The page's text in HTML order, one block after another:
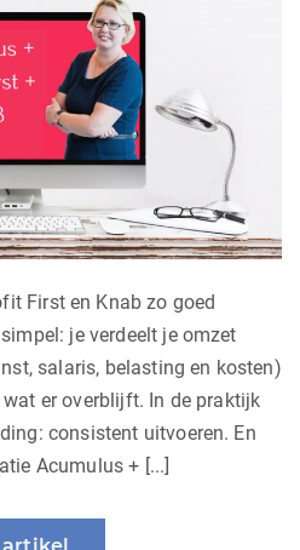
First en Knab zo goed
je verdeelt je omzet
salaris, belasting en kosten)
er overblijft. In de praktijk
consistent uitvoeren. En
Acumulus + [...]